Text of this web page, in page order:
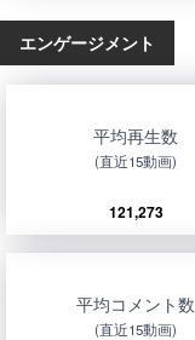
エンゲージメント
平均再生数
(直近15動画)
121,273
平均コメント数
(直近15動画)